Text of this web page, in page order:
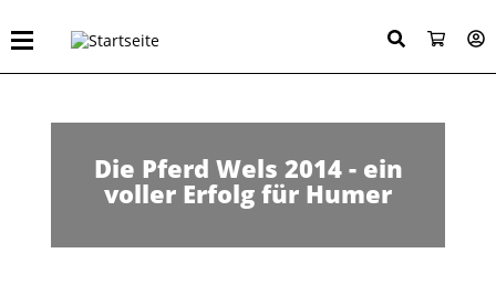
zum
Inhalt
Die Pferd Wels 2014 - ein
voller Erfolg für Humer